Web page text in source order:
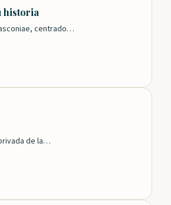
historia
centrado…
de la…